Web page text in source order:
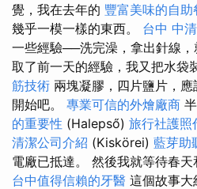
覺，我在去年的 豐富美味的自助
幾乎一模一樣的東西。 台中 中
一些經驗──洗完澡，拿出針線
取了前一天的經驗，我又把水袋
筋技術 兩塊凝膠，四片鹽片，
開始吧。 專業可信的外燴廠商
的重要性 (Halepső) 旅行社護照
清潔公司介紹 (Kiskörei) 藍芽助
電廠已抵達。 然後我就等待春天
台中值得信賴的牙醫 這個故事大